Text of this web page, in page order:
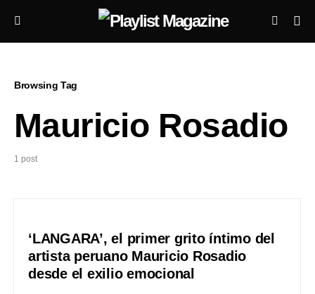
Browsing Tag
Mauricio Rosadio
1 post
‘LANGARA’, el primer grito íntimo del
artista peruano Mauricio Rosadio
desde el exilio emocional